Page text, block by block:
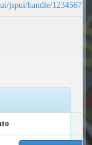
jspui/handle/